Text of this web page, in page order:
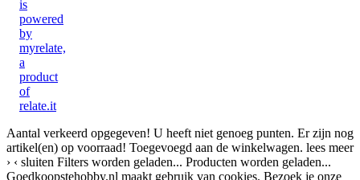
Aantal verkeerd opgegeven! U heeft niet genoeg punten. Er zijn nog
artikel(en) op voorraad! Toegevoegd aan de winkelwagen. lees meer
› ‹ sluiten Filters worden geladen... Producten worden geladen...
Goedkoopstehobby.nl maakt gebruik van cookies. Bezoek je onze